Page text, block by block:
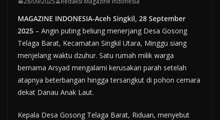
MAGAZINE INDONESIA-Aceh Singkil, 28 September
2025 – Angin puting beliung menerjang Desa Gosong
Telaga Barat, Kecamatan Singkil Utara, Minggu siang
menjelang waktu dzuhur. Satu rumah milik warga
bernama Arsyad mengalami kerusakan parah setelah
atapnya beterbangan hingga tersangkut di pohon cemara
dekat Danau Anak Laut.
Kepala Desa Gosong Telaga Barat, Riduan, menyebut